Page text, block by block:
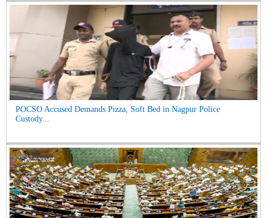
POCSO Accused Demands Pizza, Soft Bed in Nagpur Police
Custody...